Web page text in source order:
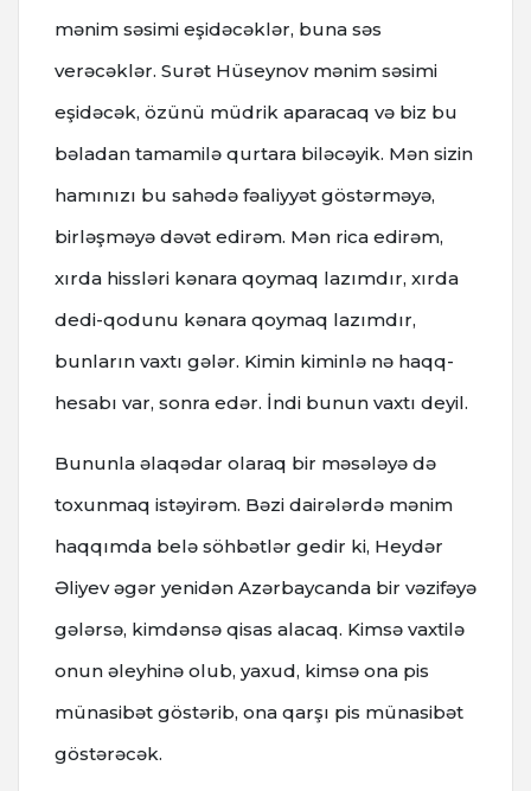
mənim səsimi eşidəcəklər, buna səs
verəcəklər. Surət Hüseynov mənim səsimi
eşidəcək, özünü müdrik aparacaq və biz bu
bəladan tamamilə qurtara biləcəyik. Mən sizin
hamınızı bu sahədə fəaliyyət göstərməyə,
birləşməyə dəvət edirəm. Mən rica edirəm,
xırda hissləri kənara qoymaq lazımdır, xırda
dedi-qodunu kənara qoymaq lazımdır,
bunların vaxtı gələr. Kimin kiminlə nə haqq-
hesabı var, sonra edər. İndi bunun vaxtı deyil.
Bununla əlaqədar olaraq bir məsələyə də
toxunmaq istəyirəm. Bəzi dairələrdə mənim
haqqımda belə söhbətlər gedir ki, Heydər
Əliyev əgər yenidən Azərbaycanda bir vəzifəyə
gələrsə, kimdənsə qisas alacaq. Kimsə vaxtilə
onun əleyhinə olub, yaxud, kimsə ona pis
münasibət göstərib, ona qarşı pis münasibət
göstərəcək.